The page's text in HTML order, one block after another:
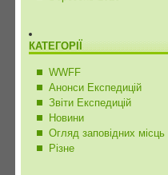
КАТЕГОРІЇ
WWFF
Анонси Експедицій
Звіти Експедицій
Новини
Огляд заповідних місць
Різне